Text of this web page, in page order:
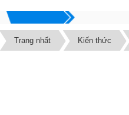
Trang nhất Kiến thức